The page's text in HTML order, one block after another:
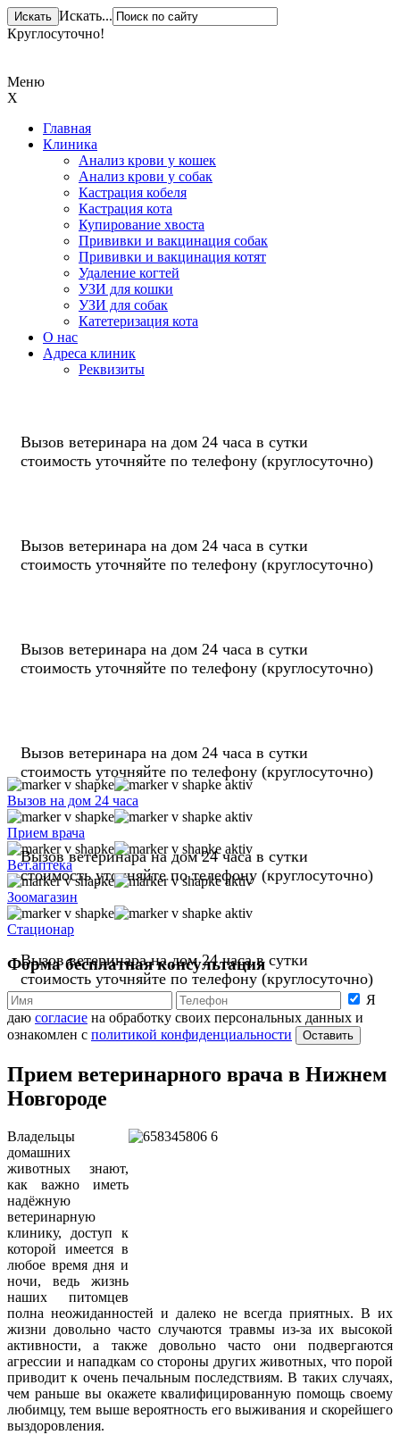
Искать...
Круглосуточно!
Меню
X
Главная
Клиника
Анализ крови у кошек
Анализ крови у собак
Кастрация кобеля
Кастрация кота
Купирование хвоста
Прививки и вакцинация собак
Прививки и вакцинация котят
Удаление когтей
УЗИ для кошки
УЗИ для собак
Катетеризация кота
О нас
Адреса клиник
Реквизиты
Вызов ветеринара на дом 24 часа в сутки
стоимость уточняйте по телефону (круглосуточно)
Вызов ветеринара на дом 24 часа в сутки
стоимость уточняйте по телефону (круглосуточно)
Вызов ветеринара на дом 24 часа в сутки
стоимость уточняйте по телефону (круглосуточно)
Вызов ветеринара на дом 24 часа в сутки
стоимость уточняйте по телефону (круглосуточно)
Вызов ветеринара на дом24 часа в сутки
стоимость уточняйте по телефону (круглосуточно)
Вызов ветеринара на дом24 часав сутки
стоимость уточняйте по телефону (круглосуточно)
Вызов на дом 24 часа
Прием врача
Вет.аптека
Зоомагазин
Стационар
Форма бесплатная консультация
Я
даю согласие на обработку своих персональных данных и
ознакомлен с политикой конфиденциальности Оставить
Прием ветеринарного врача в Нижнем
Новгороде
Владельцы
домашних
животных знают,
как важно иметь
надёжную
ветеринарную
клинику, доступ к
которой имеется в
любое время дня и
ночи, ведь жизнь
наших питомцев
полна неожиданностей и далеко не всегда приятных. В их
жизни довольно часто случаются травмы из-за их высокой
активности, а также довольно часто они подвергаются
агрессии и нападкам со стороны других животных, что порой
приводит к очень печальным последствиям. В таких случаях,
чем раньше вы окажете квалифицированную помощь своему
любимцу, тем выше вероятность его выживания и скорейшего
выздоровления.